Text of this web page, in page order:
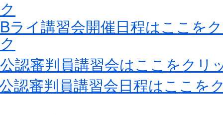
ク
​Bライ講習会開催日程はここを
ク
公認審判員講習会はここをクリ
認審判員講習会日程はここを